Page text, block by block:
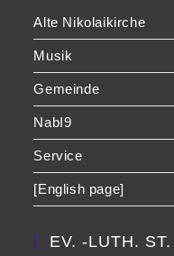
Alte Nikolaikirche
Musik
Gemeinde
NabI9
Service
[English page]
EV. -LUTH.